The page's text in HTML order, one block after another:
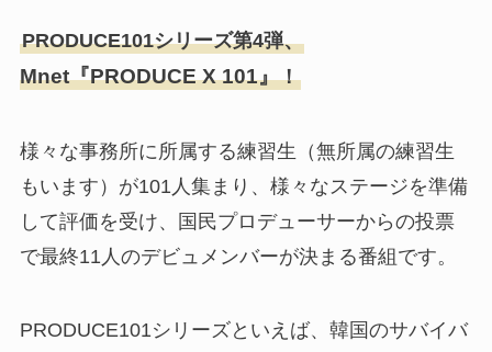
PRODUCE101シリーズ第4弾、
Mnet『PRODUCE X 101』！
様々な事務所に所属する練習生（無所属の練習生
もいます）が101人集まり、様々なステージを準備
して評価を受け、国民プロデューサーからの投票
で最終11人のデビュメンバーが決まる番組です。
PRODUCE101シリーズといえば、韓国のサバイバ